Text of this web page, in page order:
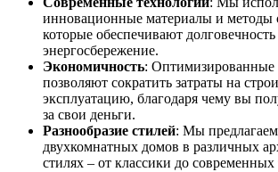
инновационные материалы и методы
которые обеспечивают долговечность
энергосбережение.
Экономичность: Оптимизированные
позволяют сократить затраты на
эксплуатацию, благодаря чему вы
за свои деньги.
Разнообразие стилей: Мы
двухкомнатных домов в различных
стилях – от классики до современных